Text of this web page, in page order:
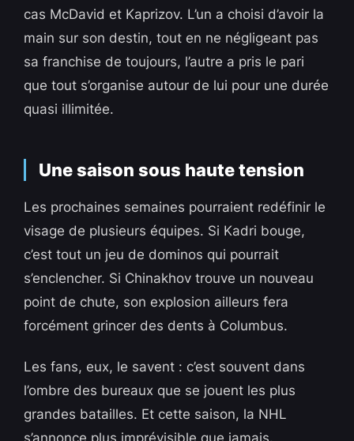
cas McDavid et Kaprizov. L’un a choisi d’avoir la
main sur son destin, tout en ne négligeant pas
sa franchise de toujours, l’autre a pris le pari
que tout s’organise autour de lui pour une durée
quasi illimitée.
Une saison sous haute tension
Les prochaines semaines pourraient redéfinir le
visage de plusieurs équipes. Si Kadri bouge,
c’est tout un jeu de dominos qui pourrait
s’enclencher. Si Chinakhov trouve un nouveau
point de chute, son explosion ailleurs fera
forcément grincer des dents à Columbus.
Les fans, eux, le savent : c’est souvent dans
l’ombre des bureaux que se jouent les plus
grandes batailles. Et cette saison, la NHL